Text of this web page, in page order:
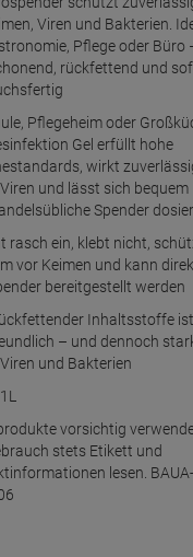
Viren und Bakterien.
Pflege oder Büro
rückfettend und
Pflegeheim oder
Gel erfüllt hohe
wirkt
und lässt sich bequem
Spender
rasch ein, klebt nicht,
vor Keimen und kann
bereitgestellt werden
Inhaltsstoffe
– und dennoch
und Bakterien
vorsichtig
stets Etikett und
lesen.